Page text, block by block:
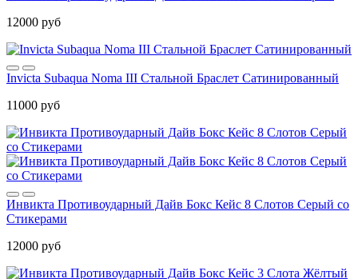
12000 руб
Invicta Subaqua Noma III Стальной Браслет Сатинированный
11000 руб
Инвикта Противоударный Дайв Бокс Кейс 8 Слотов Серый со
Стикерами
12000 руб